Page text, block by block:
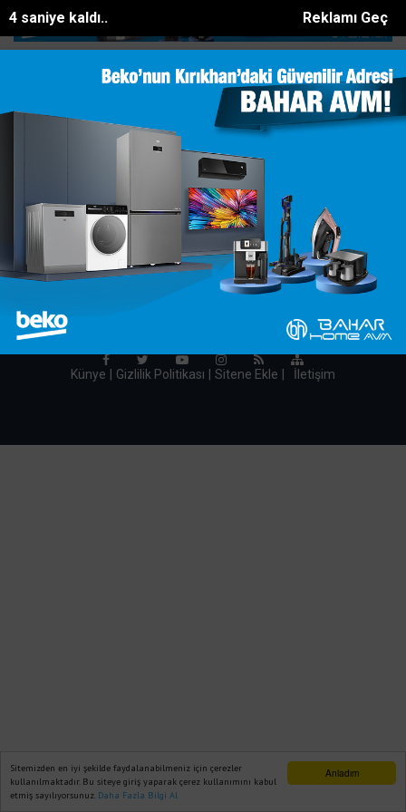
Anladım
Sitemizden en iyi şekilde faydalanabilmeniz için çerezler
kullanılmaktadır. Bu siteye giriş yaparak çerez kullanımını kabul
etmiş sayılıyorsunuz. Daha Fazla Bilgi Al
Reklamı Geç
4 saniye kaldı..
SON DAKİKA:
2 otomobile... Havamaş, yaz yoğunluğunu ek seferlerle karşıl...
Erzinde Baraka Alevlere Teslim Oldu
Haberleri
Aradığınız haber bulunamadı!
HATAY INTERNET TV 2014-2020
Künye
Gizlilik Politikası Sitene Ekle İletişim
Ana Sayfa Web TV